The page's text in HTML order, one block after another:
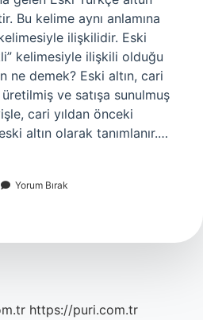
Bu kelime aynı anlamına
ilişkilidir. Eski
kelimesiyle ilişkili olduğu
ne demek? Eski altın, cari
ve satışa sunulmuş
cari yıldan önceki
altın olarak tanımlanır.…
Yorum Bırak
https://puri.com.tr